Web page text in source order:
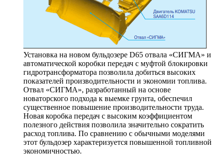
Установка на новом бульдозере D65 отвала «СИГМА» и
автоматической коробки передач с муфтой блокировки
гидротрансформатора позволила добиться высоких
показателей производительности и экономии топлива.
Отвал «СИГМА», разработанный на основе
новаторского подхода к выемке грунта, обеспечил
существенное повышение производительности труда.
Новая коробка передач с высоким коэффициентом
полезного действия позволила значительно сократить
расход топлива. По сравнению с обычными моделями
этот бульдозер характеризуется повышенной топливной
экономичностью.